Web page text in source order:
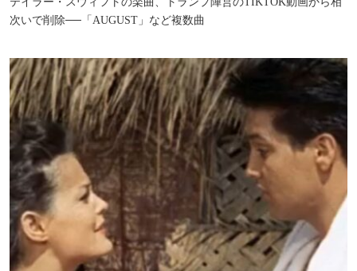
次いで削除──「AUGUST」など複数曲